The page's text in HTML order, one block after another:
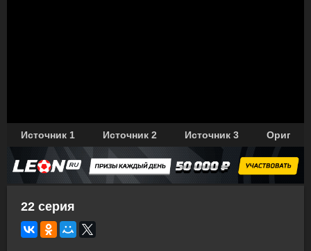
Источник 1 Источник 2 Источник 3
22 серия